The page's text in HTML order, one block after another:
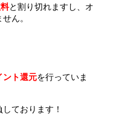
と割り切れますし、オ
ん。
ント還元を行っていま
ております！